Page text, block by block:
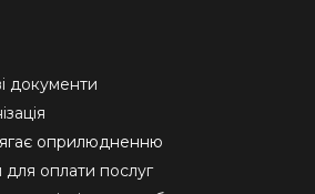
документи
оприлюдненню
для оплати послуг